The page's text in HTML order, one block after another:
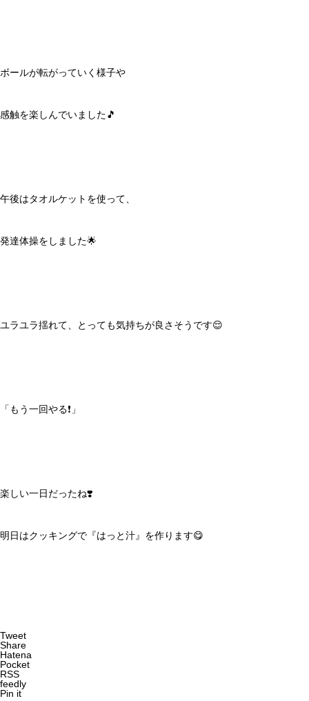
ボールが転がっていく様子や
感触を楽しんでいました🎵
午後はタオルケットを使って、
発達体操をしました🌟
ユラユラ揺れて、とっても気持ちが良さそうです😌
「もう一回やる❗️」
楽しい一日だったね❣️
明日はクッキングで『はっと汁』を作ります😋
Tweet
Share
Hatena
Pocket
RSS
feedly
Pin it